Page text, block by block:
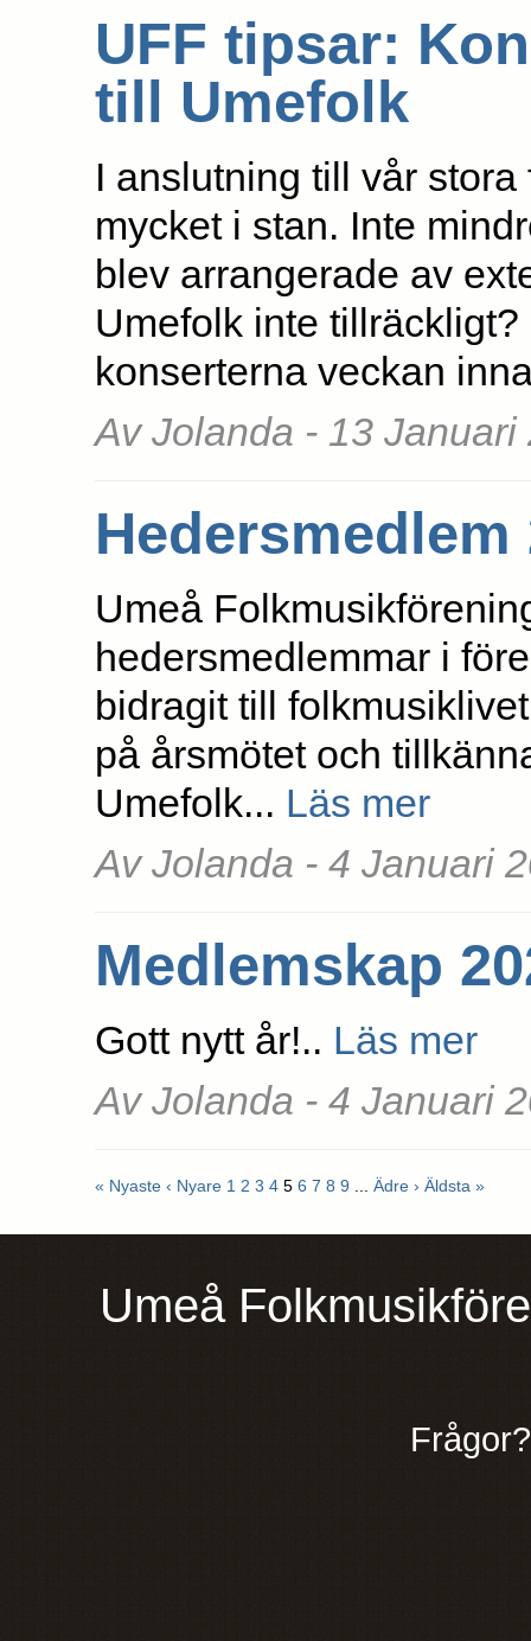
UFF tipsar:
till Umefolk
I anslutning till vår
mycket i stan. Inte
blev arrangerade av
Umefolk inte
konserterna veckan
Av Jolanda - 13 Januari
Hedersmedlem
Umeå
hedersmedlemmar i
bidragit till
på årsmötet och
Umefolk... Läs mer
Av Jolanda - 4 Januari
Medlemskap
Gott nytt år!.. Läs mer
Av Jolanda - 4 Januari
« Nyaste ‹ Nyare 1 2 3 4 5 6 7 8 9 Ädre › Äldsta »
Umeå